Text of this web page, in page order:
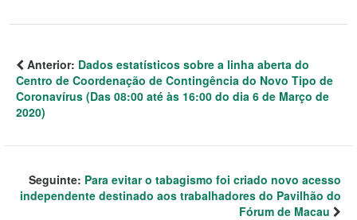
Anterior: Dados estatísticos sobre a linha aberta do
Centro de Coordenação de Contingência do Novo Tipo de
Coronavírus (Das 08:00 até às 16:00 do dia 6 de Março de
2020)
Seguinte: Para evitar o tabagismo foi criado novo acesso
independente destinado aos trabalhadores do Pavilhão do
Fórum de Macau